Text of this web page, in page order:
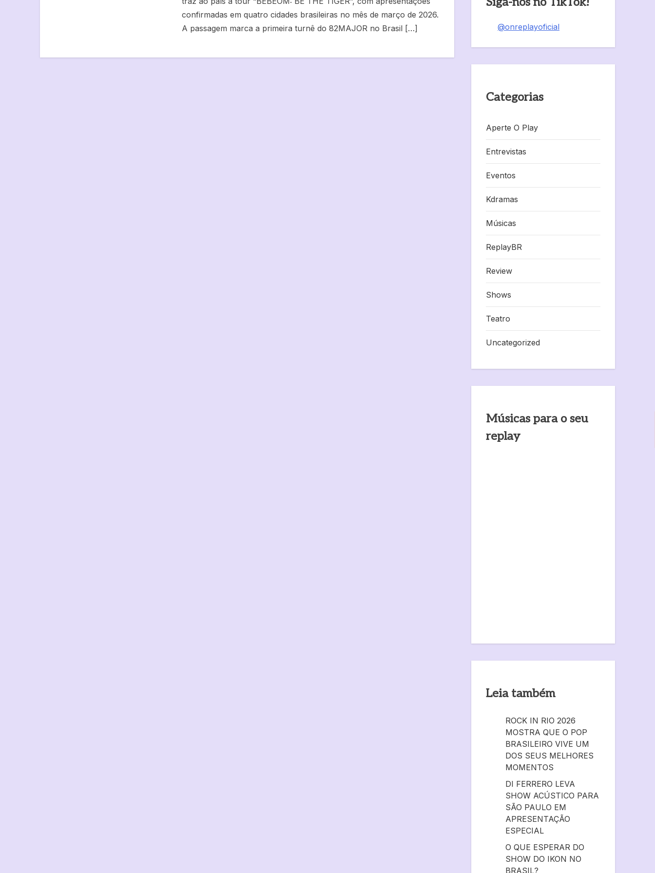
confirmadas em quatro cidades brasileiras no mês de março de 2026.
A passagem marca a primeira turnê do 82MAJOR no Brasil […]
@onreplayoficial
Categorias
Aperte O Play
Entrevistas
Eventos
Kdramas
Músicas
ReplayBR
Review
Shows
Teatro
Uncategorized
Músicas para o seu
replay
Leia também
ROCK IN RIO 2026
MOSTRA QUE O POP
BRASILEIRO VIVE UM
DOS SEUS MELHORES
MOMENTOS
DI FERRERO LEVA
SHOW ACÚSTICO PARA
SÃO PAULO EM
APRESENTAÇÃO
ESPECIAL
O QUE ESPERAR DO
SHOW DO IKON NO
BRASIL?